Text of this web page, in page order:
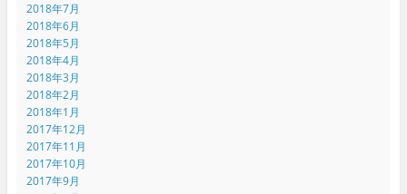
2018年7月
2018年6月
2018年5月
2018年4月
2018年3月
2018年2月
2018年1月
2017年12月
2017年11月
2017年10月
2017年9月